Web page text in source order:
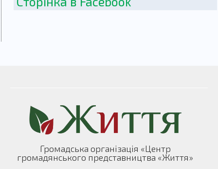
Громадська організація «Центр
громадянського представництва «Життя»